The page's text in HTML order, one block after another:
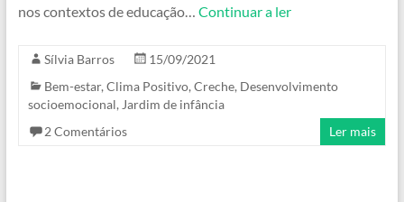
nos contextos de educação… Continuar a ler
Sílvia Barros
15/09/2021
Bem-estar, Clima Positivo, Creche, Desenvolvimento
socioemocional, Jardim de infância
2 Comentários
Ler mais